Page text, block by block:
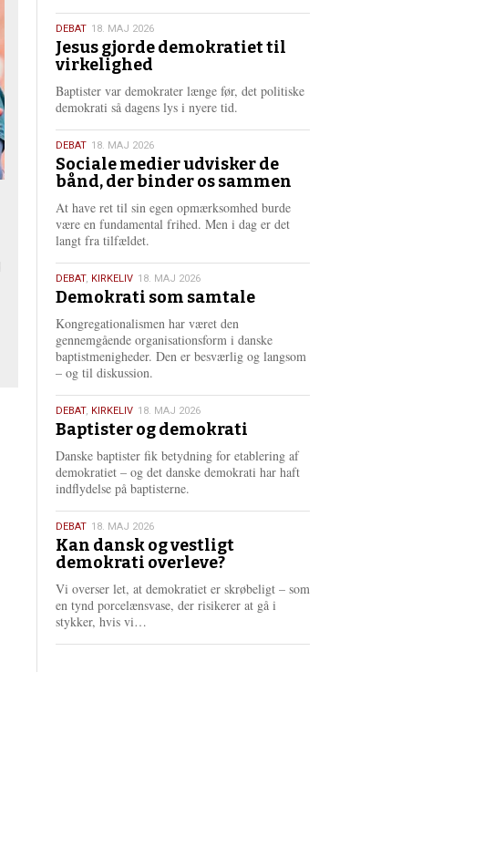
e
e
18.
maj
2026
DEBAT 18. MAJ 2026
Jesus gjorde demokratiet til
virkelighed
Baptister var demokrater længe før, det politiske
demokrati så dagens lys i nyere tid.
18.
maj
2026
DEBAT 18. MAJ 2026
Sociale medier udvisker de
bånd, der binder os sammen
At have ret til sin egen opmærksomhed burde
være en fundamental frihed. Men i dag er det
langt fra tilfældet.
18.
maj
2026
DEBAT, KIRKELIV 18. MAJ 2026
Demokrati som samtale
Kongregationalismen har været den
gennemgående organisationsform i danske
baptistmenigheder. Den er besværlig og langsom
– og til diskussion.
18.
maj
2026
DEBAT, KIRKELIV 18. MAJ 2026
Baptister og demokrati
Danske baptister fik betydning for etablering af
demokratiet – og det danske demokrati har haft
indflydelse på baptisterne.
18.
maj
2026
DEBAT 18. MAJ 2026
Kan dansk og vestligt
demokrati overleve?
Vi overser let, at demokratiet er skrøbeligt – som
en tynd porcelænsvase, der risikerer at gå i
stykker, hvis vi…